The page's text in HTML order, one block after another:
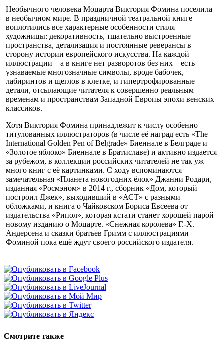
Необычного человека Моцарта Виктория Фомина поселила
в необычном мире. В праздничной театральной книге
воплотились все характерные особенности стиля
художницы: декоративность, тщательно выстроенные
пространства, детализация и постоянные реверансы в
сторону истории европейского искусства. На каждой
иллюстрации – а в книге нет разворотов без них – есть
узнаваемые многозначные символы, вроде бабочек,
лабиринтов и щеглов в клетке, и гипертрофированные
детали, отсылающие читателя к совершенно реальным
временам и пространствам Западной Европы эпохи венских
классиков.
Хотя Виктория Фомина принадлежит к числу особенно
титулованных иллюстраторов (в числе её наград есть «The
International Golden Pen of Belgrade» Биеннале в Белграде и
«Золотое яблоко» Биеннале в Братиславе) и активно издается
за рубежом, в коллекции российских читателей не так уж
много книг с её картинками. С ходу вспоминаются
замечательная «Планета новогодних ёлок» Джанни Родари,
изданная «Росмэном» в 2014 г., сборник «Дом, который
построил Джек», выходивший в «АСТ» с разными
обложками, и книга о Чайковском Бориса Евсеева от
издательства «Рипол», которая кстати станет хорошей парой
новому изданию о Моцарте. «Снежная королева» Г.-Х.
Андерсена и сказки братьев Гримм с иллюстрациями
Фоминой пока ещё ждут своего российского издателя.
Смотрите также